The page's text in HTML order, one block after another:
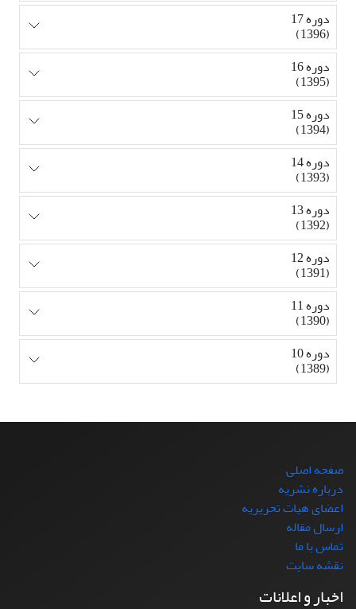
دوره 17
(1396)
دوره 16
(1395)
دوره 15
(1394)
دوره 14
(1393)
دوره 13
(1392)
دوره 12
(1391)
دوره 11
(1390)
دوره 10
(1389)
صفحه اصلی
درباره نشریه
اعضای هیات تحریریه
ارسال مقاله
تماس با ما
نقشه سایت
اخبار و اعلانات